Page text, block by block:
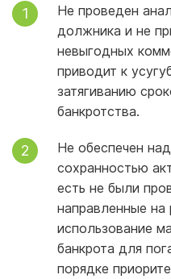
Не проведен
должника и не
невыгодных
приводит к
затягиванию
банкротства.
Не обеспечен
сохранностью
есть не были
направленные на
использование
банкрота для
порядке